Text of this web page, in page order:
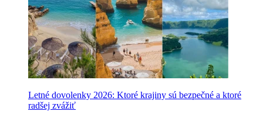
Letné dovolenky 2026: Ktoré krajiny sú bezpečné a ktoré
radšej zvážiť